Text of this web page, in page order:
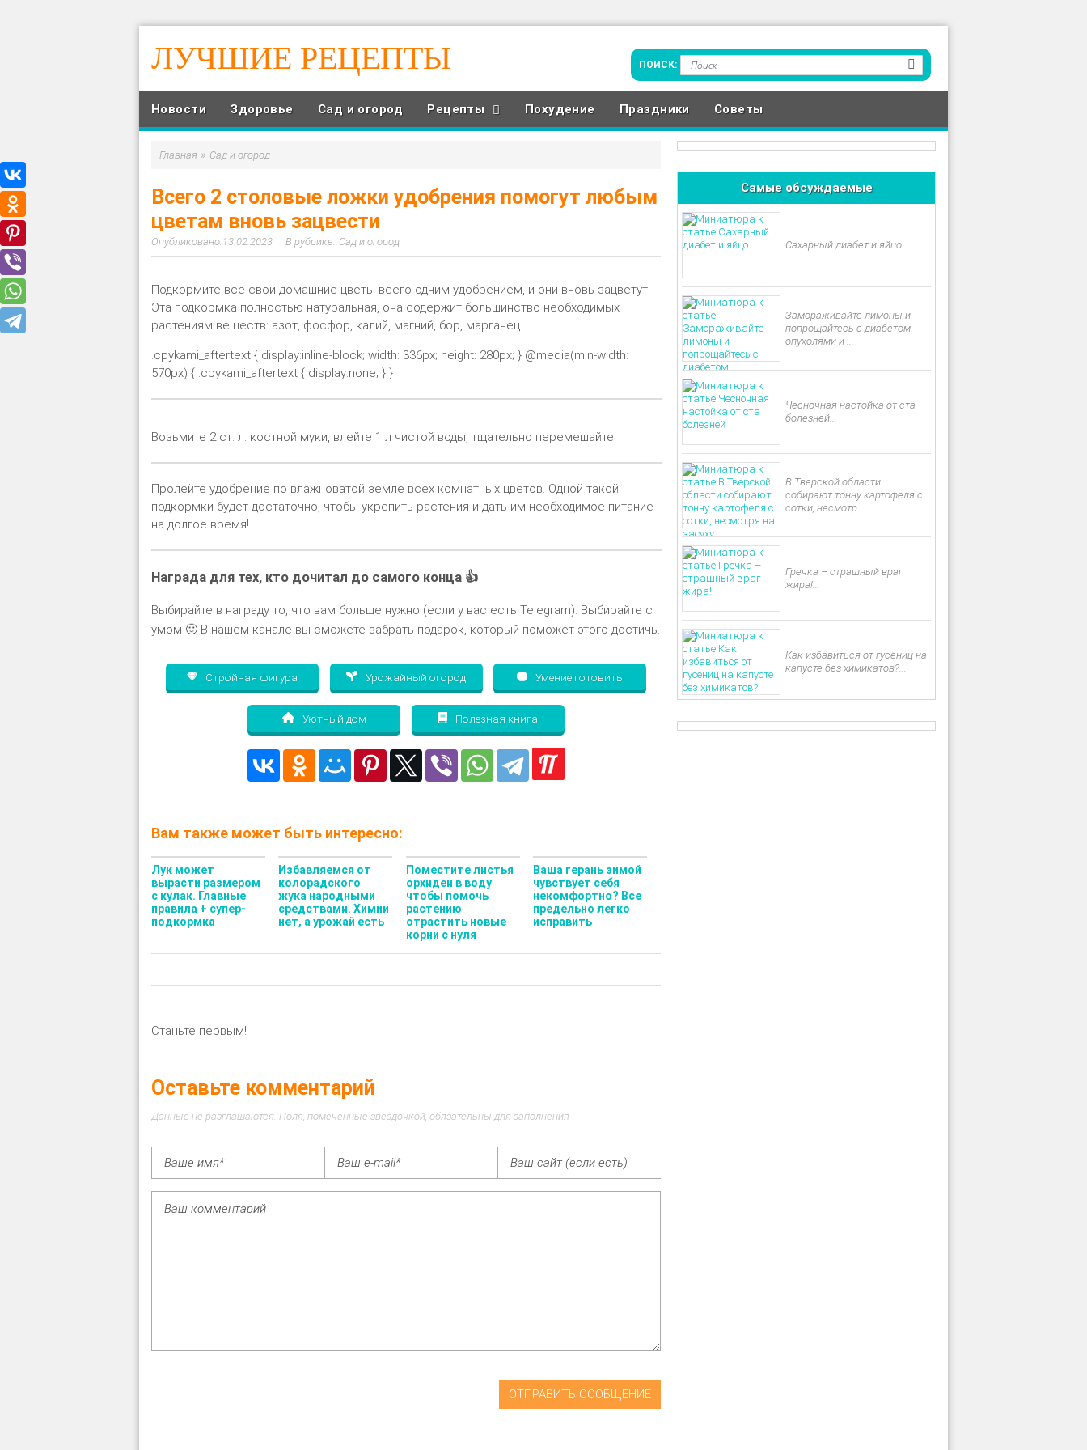
ЛУЧШИЕ РЕЦЕПТЫ
Новости Здоровье Сад и огород Рецепты Похудение Праздники Советы
Главная » Сад и огород
Всего 2 столовые ложки удобрения помогут любым
цветам вновь зацвести
13.02.2023 Сад и огород
Подкормите все свои домашние цветы всего одним удобрением, и они вновь зацветут!
Эта подкормка полностью натуральная, она содержит большинство необходимых
растениям веществ: азот, фосфор, калий, магний, бор, марганец.
.cpykami_aftertext { display:inline-block; width: 336px; height: 280px; } @media(min-width:
570px) { .cpykami_aftertext { display:none; } }
Возьмите 2 ст. л. костной муки, влейте 1 л чистой воды, тщательно перемешайте.
Пролейте удобрение по влажноватой земле всех комнатных цветов. Одной такой
подкормки будет достаточно, чтобы укрепить растения и дать им необходимое питание
на долгое время!
Награда для тех, кто дочитал до самого конца 👍
Выбирайте в награду то, что вам больше нужно (если у вас есть Telegram). Выбирайте с
умом 🙂 В нашем канале вы сможете забрать подарок, который поможет этого достичь.
Стройная фигура Урожайный огород Умение готовить
Уютный дом Полезная книга
Вам также может быть интересно:
Лук может
вырасти размером
с кулак. Главные
правила + супер-
подкормка
Избавляемся от
колорадского
жука народными
средствами. Химии
нет, а урожай есть
Поместите листья
орхидеи в воду
чтобы помочь
растению
отрастить новые
корни с нуля
Ваша герань зимой
чувствует себя
некомфортно? Все
предельно легко
исправить
Станьте первым!
Оставьте комментарий
Данные не разглашаются. Поля, помеченные звездочкой, обязательны для заполнения
Самые обсуждаемые
Сахарный диабет и яйцо...
Замораживайте лимоны и
попрощайтесь с диабетом,
опухолями и ...
Чесночная настойка от ста
болезней...
В Тверской области
собирают тонну картофеля с
сотки, несмотр...
Гречка – страшный враг
жира!...
Как избавиться от гусениц на
капусте без химикатов?...